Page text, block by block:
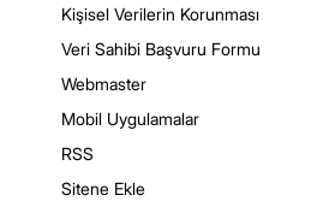
Kişisel Verilerin Korunması
Veri Sahibi Başvuru Formu
Webmaster
Mobil Uygulamalar
RSS
Sitene Ekle